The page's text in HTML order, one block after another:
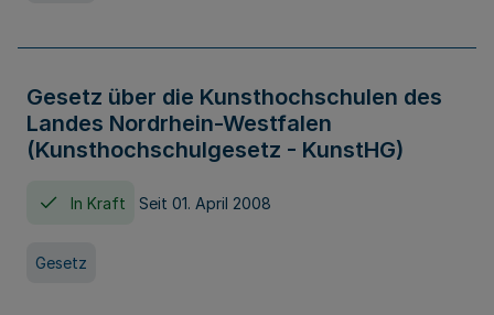
Gesetz über die Kunsthochschulen des
Landes Nordrhein-Westfalen
(Kunsthochschulgesetz - KunstHG)
In Kraft Seit 01. April 2008
Gesetz